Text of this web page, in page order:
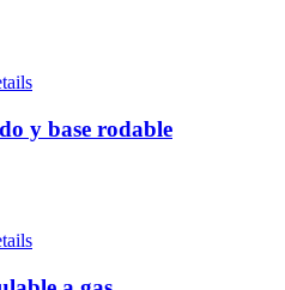
y base rodable